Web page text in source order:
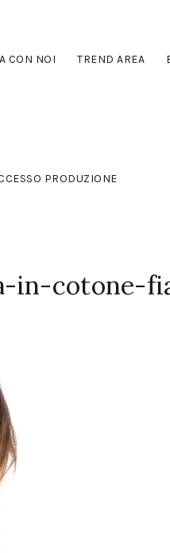
CON NOI TREND AREA
PRODUZIONE
in-cotone-